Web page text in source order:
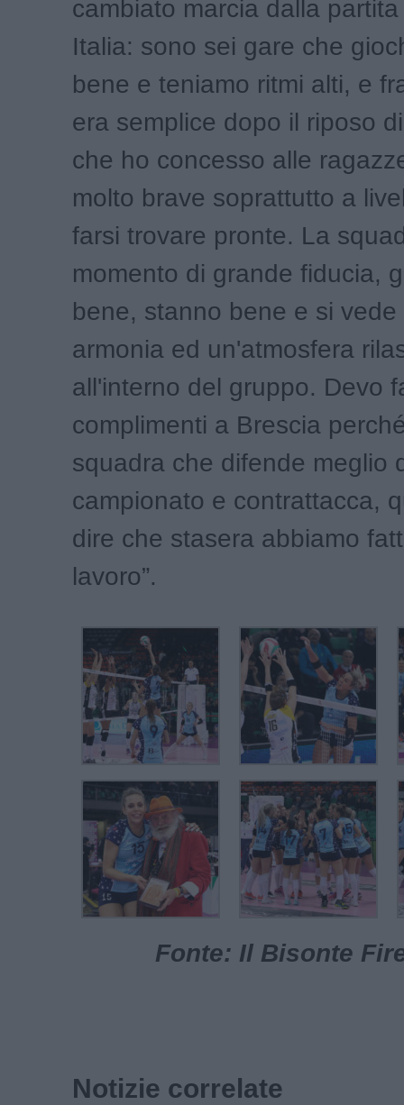
cambiato marcia dalla
Italia: sono sei gare che
bene e teniamo ritmi alti, e
era semplice dopo il riposo
che ho concesso alle
molto brave soprattutto a
farsi trovare pronte. La
momento di grande fiducia,
bene, stanno bene e si vede
armonia ed un'atmosfera
all'interno del gruppo. Devo
complimenti a Brescia
squadra che difende meglio
campionato e contrattacca,
dire che stasera abbiamo
lavoro”.
Fonte: Il Bisonte
Notizie correlate